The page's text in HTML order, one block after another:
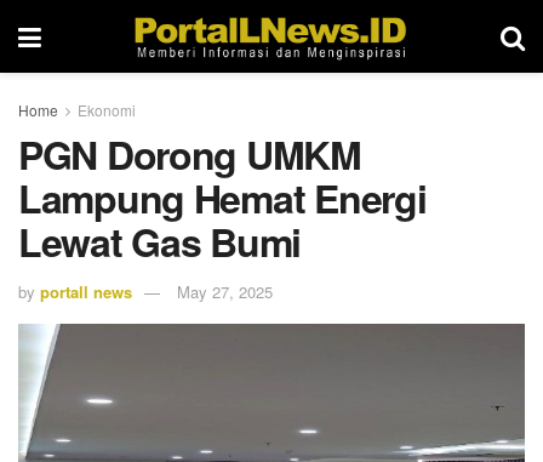
Home Ekonomi
PGN Dorong UMKM
Lampung Hemat Energi
Lewat Gas Bumi
by portall news May 27, 2025